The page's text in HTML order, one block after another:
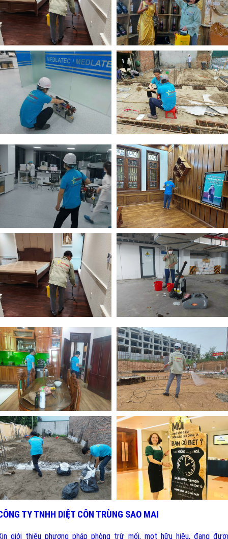
TY TNHH DIỆT CÔN TRÙNG SAO MAI
giới thiệu phương pháp phòng trừ mối, mọt hữu hiệu, đang